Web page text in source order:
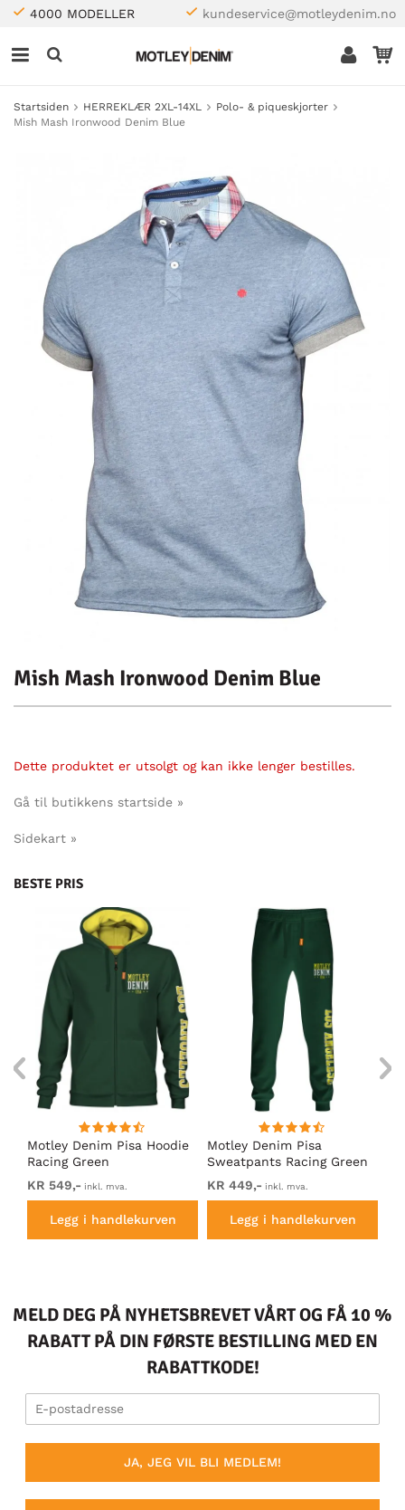
4000 MODELLER kundeservice@motleydenim.no
Startsiden HERREKLÆR 2XL-14XL
Polo- & piqueskjorter
Mish Mash Ironwood Denim Blue
Mish Mash Ironwood Denim Blue
Dette produktet er utsolgt og kan ikke lenger bestilles.
Gå til butikkens startside »
Sidekart »
BESTE PRIS
Motley Denim Pisa Hoodie
Racing Green
KR 549,- inkl. mva.
Legg i handlekurven
Motley Denim Pisa
Sweatpants Racing Green
KR 449,- inkl. mva.
Legg i handlekurven
MELD DEG PÅ NYHETSBREVET VÅRT OG FÅ 10 %
RABATT PÅ DIN FØRSTE BESTILLING MED EN
RABATTKODE!
JA, JEG VIL BLI MEDLEM!